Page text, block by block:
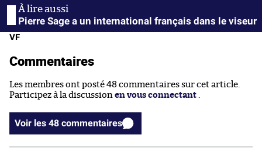
Pierre Sage a un international français dans le viseur
VF
Commentaires
Les membres ont posté 48 commentaires sur cet article.
Participez à la discussion en vous connectant
Voir les 48 commentaires